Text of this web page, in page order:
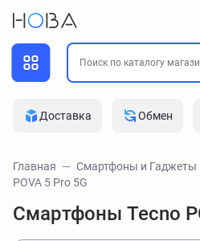
Доставка Обмен
Главная Смартфоны и Гаджеты
POVA 5 Pro 5G
Смартфоны Tecno